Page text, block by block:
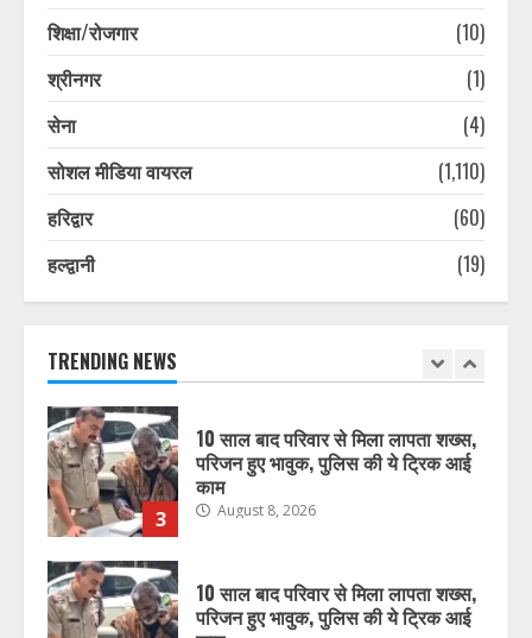
शिक्षा/रोजगार
(10)
श्रीनगर
(1)
सेना
(4)
सोशल मीडिया वायरल
(1,110)
हरिद्वार
(60)
हल्द्वानी
(19)
TRENDING NEWS
7
पर्यटकों की आवाजाही
कांवड़ियों के भेष में नकली नोट चलाने वाला
गिरोह, दुकानदार ने पकड़ा, झटका देकर
भागे, 30 हजार की फेक करेंसी बरामद
August 8, 2026
2
मौत की जांच करेगी सीबीसीआईडी, पिता ने
3
10 साल बाद परिवार से मिला लापता शख्स,
परिजन हुए भावुक, पुलिस की ये ट्रिक आई
काम
August 8, 2026
10 साल बाद परिवार से मिला लापता शख्स,
परिजन हुए भावुक, पुलिस की ये ट्रिक आई